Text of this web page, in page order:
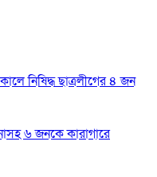
নিষিদ্ধ ছাত্রলীগের ৪ জন
৬ জনকে কারাগারে